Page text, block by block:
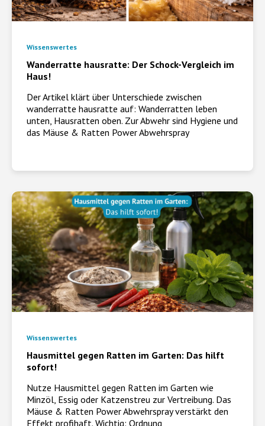
Wanderratte hausratte: Der Schock-Vergleich im
Haus!
Der Artikel klärt über Unterschiede zwischen
wanderratte hausratte auf: Wanderratten leben
unten, Hausratten oben. Zur Abwehr sind Hygiene und
das Mäuse & Ratten Power Abwehrspray
Wissenswertes
Hausmittel gegen Ratten im Garten: Das hilft
sofort!
Nutze Hausmittel gegen Ratten im Garten wie
Minzöl, Essig oder Katzenstreu zur Vertreibung. Das
Mäuse & Ratten Power Abwehrspray verstärkt den
Effekt profihaft. Wichtig: Ordnung
Wissenswertes